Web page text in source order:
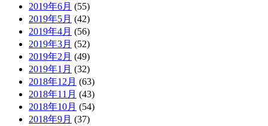
2019年6月 (55)
2019年5月 (42)
2019年4月 (56)
2019年3月 (52)
2019年2月 (49)
2019年1月 (32)
2018年12月 (63)
2018年11月 (43)
2018年10月 (54)
2018年9月 (37)